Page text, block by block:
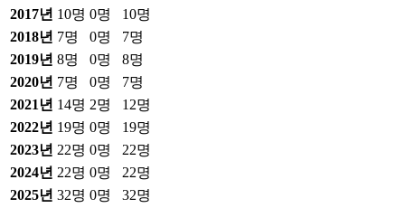
2017년 10명 0명 10명
2018년 7명 0명 7명
2019년 8명 0명 8명
2020년 7명 0명 7명
2021 년 14명 2명 12명
2022년 19명 0명 19명
2023년 22명 0명 22명
2024년 22명 0명 22명
2025년 32명 0명 32명